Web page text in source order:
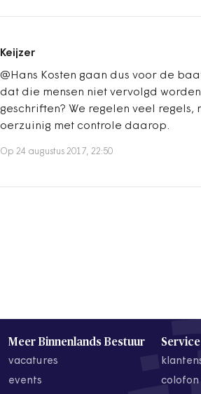
Keijzer
@Hans Kosten gaan dus voor de
dat die mensen niet vervolgd
geschriften? We regelen veel regels,
oerzuinig met controle daarop.
Op 24 augustus 2017, 22:50
Meer Binnenlands Bestuur
vacatures
events
colofon